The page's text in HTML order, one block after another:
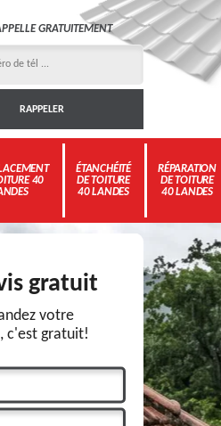
GRATUITEMENT
40
ÉTANCHÉITÉ
DE TOITURE
40 LANDES
RÉPARATION
DE TOITURE
40 LANDES
gratuit
votre
c'est gratuit!